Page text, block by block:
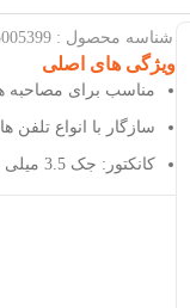
شناسه محصول : 125005399
ویژگی های اصلی
مناسب برای مصاحبه
سازگار با انواع
کانکتور: جک 3.5 میلی متری